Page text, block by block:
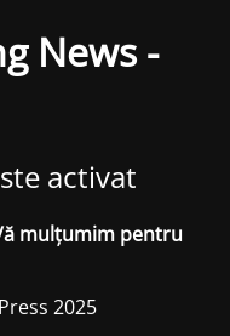
News -
activat
mulțumim pentru
2025